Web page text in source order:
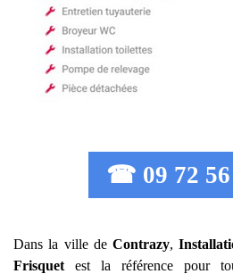
☎ 09 72 56
Dans la ville de Contrazy,
Frisquet est la référence pour